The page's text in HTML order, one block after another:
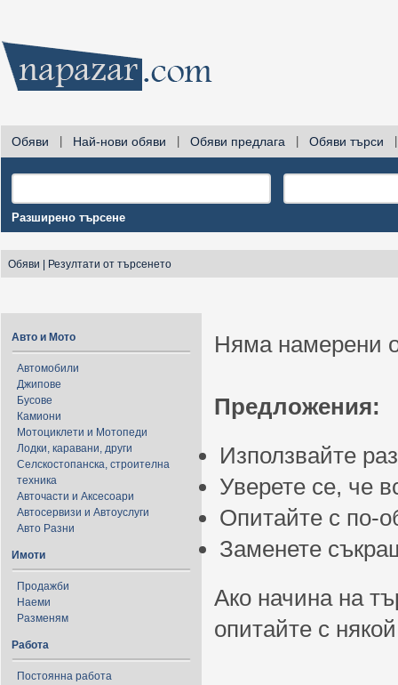
Обяви Най-нови обяви Обяви предлага Обяви търси
Разширено търсене
Обяви Резултати от търсенето
Авто и Мото
Автомобили
Джипове
Бусове
Камиони
Мотоциклети и Мотопеди
Лодки, каравани, други
Селскостопанска, строителна
техника
Авточасти и Аксесоари
Автосервизи и Автоуслуги
Авто Разни
Имоти
Продажби
Наеми
Разменям
Работа
Постоянна работа
Няма намерени
Предложения:
Използвайте
Уверете се, че
Опитайте с по-
Заменете
Ако начина на
опитайте с